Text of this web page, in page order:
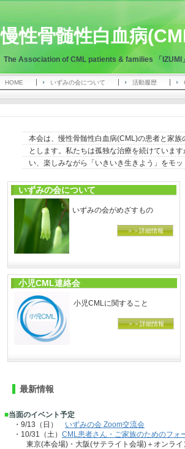
慢性骨髄性白血病
The Association of CML patients & families 「IZUMI」
HOME いずみの会について 活動履歴
本会は、慢性骨髄性白血病(CML)の患者と家
とします。私たちは孤独な治療を続けていま
い、楽しみながら「いきいき生きよう」をモ
いずみの会について
いずみの会がめざすもの
＞＞詳細情報
小児CML連絡会
小児CMLに関すること
＞＞詳細情報
最新情報
■当面のイベント予定
・9/13（日） いずみの会 Zoom交流会
・10/31（土） CML患者さん・ご家族のためのフォ
東京(本会場)・大阪(サテライト会場)＋オンライ